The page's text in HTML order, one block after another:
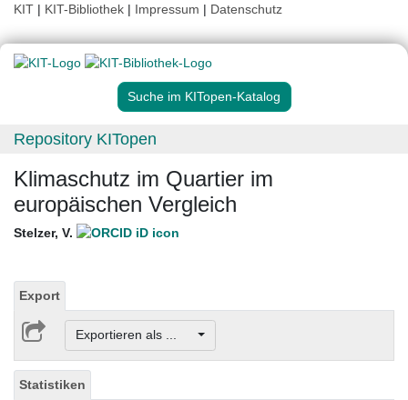
KIT | KIT-Bibliothek | Impressum | Datenschutz
Suche im KITopen-Katalog
Repository KITopen
Klimaschutz im Quartier im
europäischen Vergleich
Stelzer, V.
Export
Exportieren als ...
Statistiken